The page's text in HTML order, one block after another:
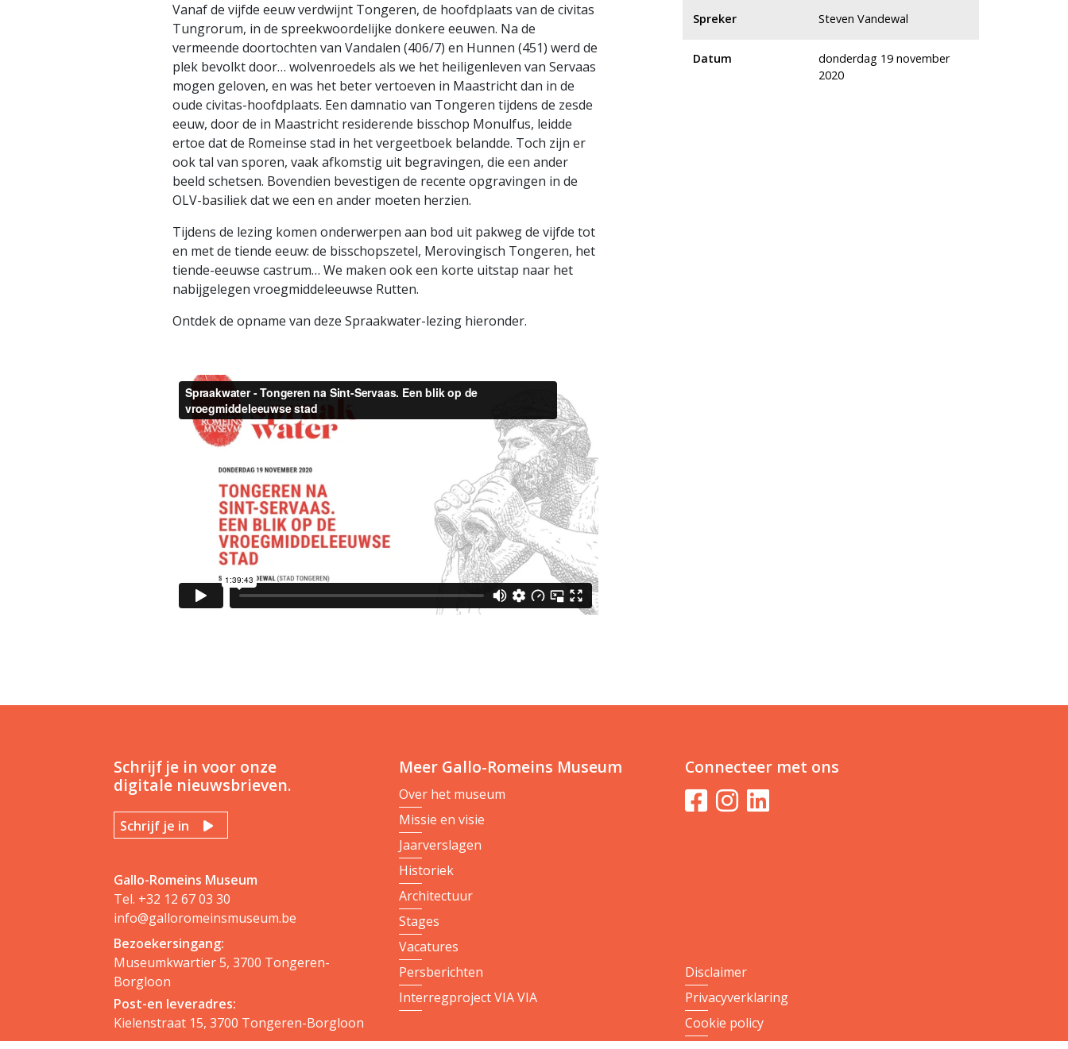
Vanaf de vijfde eeuw verdwijnt Tongeren, de hoofdplaats van de civitas
Tungrorum, in de spreekwoordelijke donkere eeuwen. Na de
vermeende doortochten van Vandalen (406/7) en Hunnen (451) werd de
plek bevolkt door… wolvenroedels als we het heiligenleven van Servaas
mogen geloven, en was het beter vertoeven in Maastricht dan in de
oude civitas-hoofdplaats. Een damnatio van Tongeren tijdens de zesde
eeuw, door de in Maastricht residerende bisschop Monulfus, leidde
ertoe dat de Romeinse stad in het vergeetboek belandde. Toch zijn er
ook tal van sporen, vaak afkomstig uit begravingen, die een ander
beeld schetsen. Bovendien bevestigen de recente opgravingen in de
OLV-basiliek dat we een en ander moeten herzien.
Tijdens de lezing komen onderwerpen aan bod uit pakweg de vijfde tot
en met de tiende eeuw: de bisschopszetel, Merovingisch Tongeren, het
tiende-eeuwse castrum… We maken ook een korte uitstap naar het
nabijgelegen vroegmiddeleeuwse Rutten.
Ontdek de opname van deze Spraakwater-lezing hieronder.
Spreker Steven Vandewal
Datum
donderdag 19 november
2020
Schrijf je in voor onze
digitale nieuwsbrieven.
Schrijf je in
Gallo-Romeins Museum
Tel. +32 12 67 03 30
info@galloromeinsmuseum.be
Bezoekersingang:
Museumkwartier 5, 3700 Tongeren-
Borgloon
Post-en leveradres:
Kielenstraat 15, 3700 Tongeren-Borgloon
Meer Gallo-Romeins Museum
Over het museum
Missie en visie
Jaarverslagen
Historiek
Architectuur
Stages
Vacatures
Persberichten
Interregproject VIA VIA
Connecteer met ons
Disclaimer
Privacyverklaring
Cookie policy